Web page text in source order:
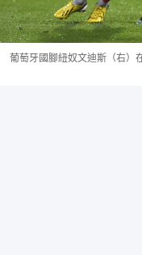
葡萄牙國腳紐奴文迪斯（右）